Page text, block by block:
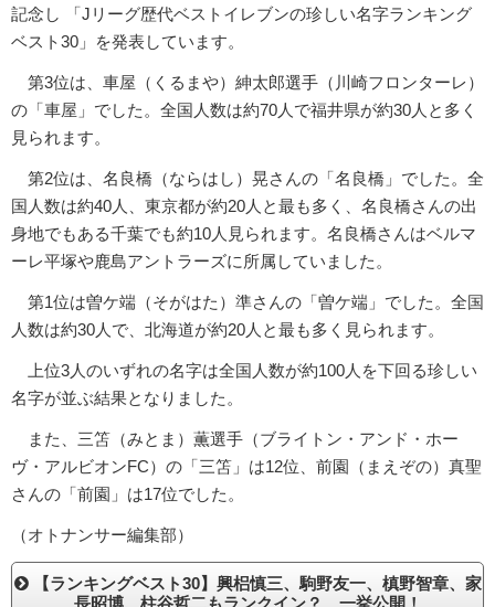
記念し 「Jリーグ歴代ベストイレブンの珍しい名字ランキング
ベスト30」を発表しています。
第3位は、車屋（くるまや）紳太郎選手（川崎フロンターレ）
の「車屋」でした。全国人数は約70人で福井県が約30人と多く
見られます。
第2位は、名良橋（ならはし）晃さんの「名良橋」でした。全
国人数は約40人、東京都が約20人と最も多く、名良橋さんの出
身地でもある千葉でも約10人見られます。名良橋さんはベルマ
ーレ平塚や鹿島アントラーズに所属していました。
第1位は曽ケ端（そがはた）準さんの「曽ケ端」でした。全国
人数は約30人で、北海道が約20人と最も多く見られます。
上位3人のいずれの名字は全国人数が約100人を下回る珍しい
名字が並ぶ結果となりました。
また、三笘（みとま）薫選手（ブライトン・アンド・ホー
ヴ・アルビオンFC）の「三笘」は12位、前園（まえぞの）真聖
さんの「前園」は17位でした。
（オトナンサー編集部）
【ランキングベスト30】興梠慎三、駒野友一、槙野智章、家
長昭博、柱谷哲二もランクイン？ 一挙公開！